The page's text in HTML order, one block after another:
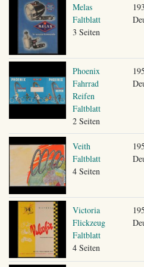
Melas
Faltblatt
3 Seiten
Phoenix
Fahrrad
Reifen
Faltblatt
2 Seiten
Veith
Faltblatt
4 Seiten
Victoria
Flickzeug
Faltblatt
4 Seiten